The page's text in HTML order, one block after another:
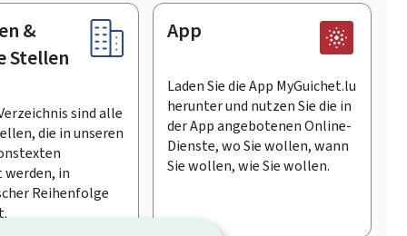
&
Stellen
sind alle
die in unseren
in
Reihenfolge
App
Laden Sie die App MyGuichet.lu
herunter und nutzen Sie die in
der App angebotenen Online-
Dienste, wo Sie wollen, wann
Sie wollen, wie Sie wollen.